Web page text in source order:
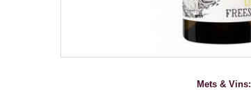
Mets & Vins: